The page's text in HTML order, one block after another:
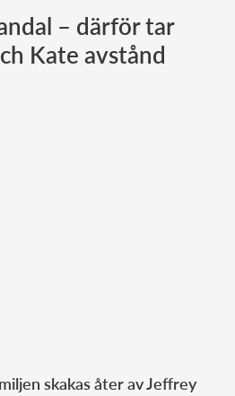
kungahuset
kungahuset
– därför tar
Kate avstånd
skakas åter av Jeffrey